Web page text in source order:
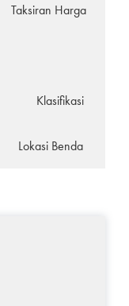
Taksiran Harga
Klasifikasi
Lokasi Benda